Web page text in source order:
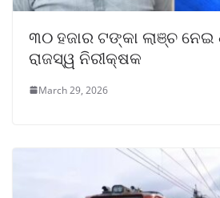
୩୦ ହଜାର ଟଙ୍କା ଲାଞ୍ଚ ନେଇ
ରାଜସ୍ୱ ନିରୀକ୍ଷକ
March 29, 2026